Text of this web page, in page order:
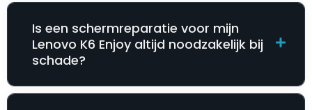
Is een schermreparatie voor mijn
Lenovo K6 Enjoy altijd noodzakelijk bij
schade?